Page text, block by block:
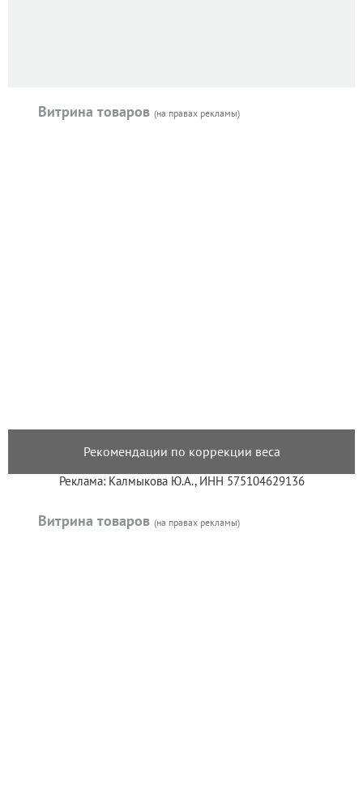
Витрина товаров (на правах рекламы)
Рекомендации по коррекции веса
Реклама: Калмыкова Ю.А., ИНН 575104629136
Витрина товаров (на правах рекламы)